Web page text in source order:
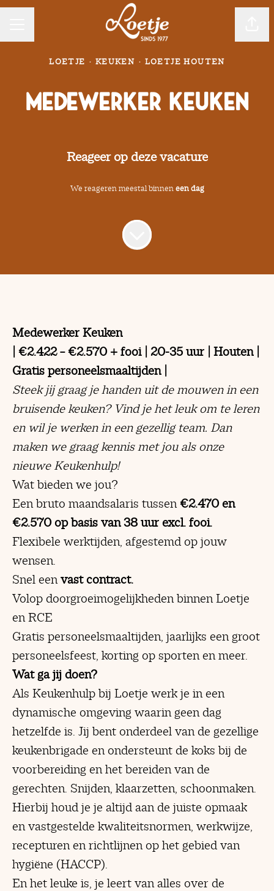
LOETJE · KEUKEN · LOETJE HOUTEN
Medewerker Keuken
Reageer op deze vacature
We reageren meestal binneneen dag
Medewerker Keuken
| €2.422 – €2.570 + fooi | 20-35 uur | Houten |
Gratis personeelsmaaltijden |
Steek jij graag je handen uit de mouwen in een
bruisende keuken? Vind je het leuk om te leren
en wil je werken in een gezellig team. Dan
maken we graag kennis met jou als onze
nieuwe Keukenhulp!
Wat bieden we jou?
Een bruto maandsalaris tussen€2.470 en
€2.570 op basis van 38 uur excl. fooi.
Flexibele werktijden, afgestemd op jouw
wensen.
Snel eenvast contract.
Volop doorgroeimogelijkheden binnen Loetje
en RCE
Gratis personeelsmaaltijden, jaarlijks een groot
personeelsfeest, korting op sporten en meer.
Wat ga jij doen?
Als Keukenhulp bij Loetje werk je in een
dynamische omgeving waarin geen dag
hetzelfde is. Jij bent onderdeel van de gezellige
keukenbrigade en ondersteunt de koks bij de
voorbereiding en het bereiden van de
gerechten. Snijden, klaarzetten, schoonmaken.
Hierbij houd je je altijd aan de juiste opmaak
en vastgestelde kwaliteitsnormen, werkwijze,
recepturen en richtlijnen op het gebied van
hygiëne (HACCP).
En het leuke is, je leert van alles over de